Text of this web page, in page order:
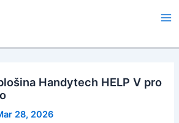
Handytech HELP V pro
28, 2026